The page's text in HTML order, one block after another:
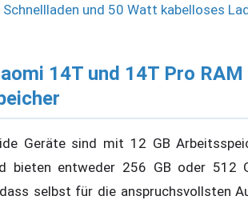
Schnellladen und 50 Watt kabelloses
14T und 14T Pro RAM
Geräte sind mit 12 GB
bieten entweder 256 GB oder 512
selbst für die anspruchsvollsten